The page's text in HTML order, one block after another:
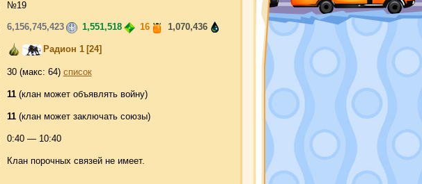
№19
6,156,745,423 1,551,518 16 1,070,436
Радион 1 [24]
30 (макс: 64) список
11(клан может объявлять войну)
11(клан может заключать союзы)
0:40 — 10:40
Клан порочных связей не имеет.